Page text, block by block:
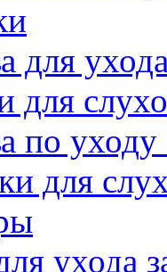
для
для
по
для
ухода